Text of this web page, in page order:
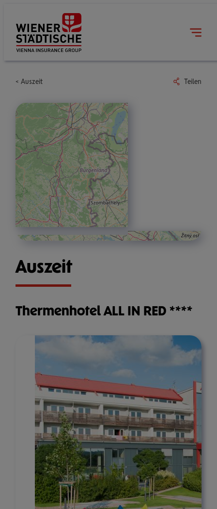
Auszeit Teilen
Auszeit
Thermenhotel ALL IN RED ****